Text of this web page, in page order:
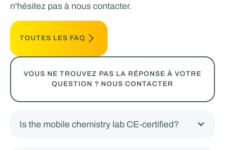
n'hésitez pas à nous contacter.
TOUTES LES FAQ
VOUS NE TROUVEZ PAS LA RÉPONSE À VOTRE
QUESTION ? NOUS CONTACTER
Is the mobile chemistry lab CE-certified?